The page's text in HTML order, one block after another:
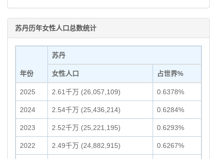
苏丹历年女性人口总数统计
年份
苏丹
女性人口 占世界%
2025 2.61千万 (26,057,109) 0.6378%
2024 2.54千万 (25,436,214) 0.6284%
2023 2.52千万 (25,221,195) 0.6293%
2022 2.49千万 (24,882,915) 0.6267%